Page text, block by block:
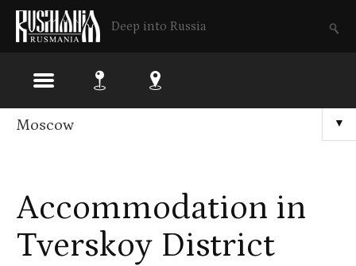
Deep into Russia
▼
Moscow
Accommodation in
Tverskoy District